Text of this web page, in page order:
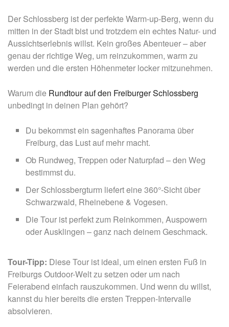
Der Schlossberg ist der perfekte Warm-up-Berg, wenn du
mitten in der Stadt bist und trotzdem ein echtes Natur- und
Aussichtserlebnis willst. Kein großes Abenteuer – aber
genau der richtige Weg, um reinzukommen, warm zu
werden und die ersten Höhenmeter locker mitzunehmen.
Warum die Rundtour auf den Freiburger Schlossberg
unbedingt in deinen Plan gehört?
Du bekommst ein sagenhaftes Panorama über
Freiburg, das Lust auf mehr macht.
Ob Rundweg, Treppen oder Naturpfad – den Weg
bestimmst du.
Der Schlossbergturm liefert eine 360°-Sicht über
Schwarzwald, Rheinebene & Vogesen.
Die Tour ist perfekt zum Reinkommen, Auspowern
oder Ausklingen – ganz nach deinem Geschmack.
Tour-Tipp: Diese Tour ist ideal, um einen ersten Fuß in
Freiburgs Outdoor-Welt zu setzen oder um nach
Feierabend einfach rauszukommen. Und wenn du willst,
kannst du hier bereits die ersten Treppen-Intervalle
absolvieren.